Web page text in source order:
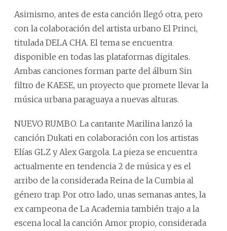
Asimismo, antes de esta canción llegó otra, pero
con la colaboración del artista urbano El Princi,
titulada DELA CHA. El tema se encuentra
disponible en todas las plataformas digitales.
Ambas canciones forman parte del álbum Sin
filtro de KAESE, un proyecto que promete llevar la
música urbana paraguaya a nuevas alturas.
NUEVO RUMBO. La cantante Marilina lanzó la
canción Dukati en colaboración con los artistas
Elías GLZ y Alex Gargola. La pieza se encuentra
actualmente en tendencia 2 de música y es el
arribo de la considerada Reina de la Cumbia al
género trap. Por otro lado, unas semanas antes, la
ex campeona de La Academia también trajo a la
escena local la canción Amor propio, considerada